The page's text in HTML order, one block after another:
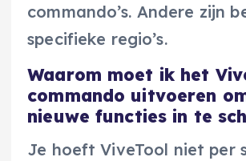
commando’s. Andere zijn
specifieke regio’s.
Waarom moet ik het
commando uitvoeren
nieuwe functies in te
Je hoeft ViveTool niet per